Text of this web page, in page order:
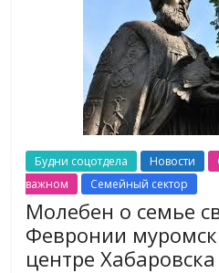
Будни соцотдела Новости
важном
Семейный сектор
Молебен о семье
Февронии
центре Хабаровска